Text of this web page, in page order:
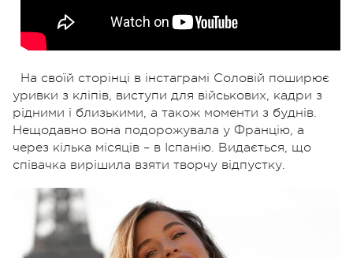
На своїй сторінці в інстаграмі Соловій поширює
уривки з кліпів, виступи для військових, кадри з
рідними і близькими, а також моменти з буднів.
Нещодавно вона подорожувала у Францію, а
через кілька місяців – в Іспанію. Видається, що
співачка вирішила взяти творчу відпустку.